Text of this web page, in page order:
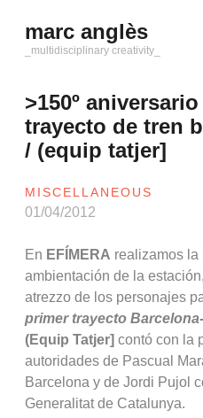
al
contenido
marc anglès
_multidisciplinary creativity_
>150º
trayecto de tren
/ (equip tatjer]
MISCELLANEOUS
01/04/2012
En EFÍMERA realizamos la
ambientación de la
atrezzo de los personajes
primer trayecto
(Equip Tatjer] contó con la
autoridades de Pascual
Barcelona y de Jordi Pujol
Generalitat de Catalunya.